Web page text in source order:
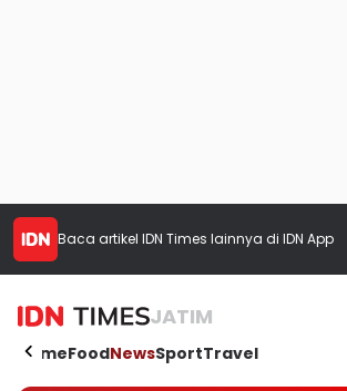
Baca artikel IDN Times lainnya di IDN App
JATIM
HomeFoodNewsSportTravel